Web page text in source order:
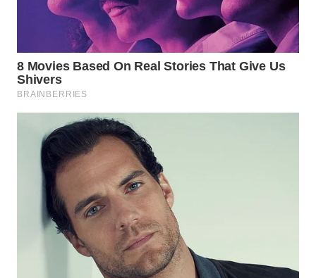
WISATA
WAHANA
Wahana
Network
KONSUMEN
LISTRIK
MASYARAKAT
KELISTRIKAN